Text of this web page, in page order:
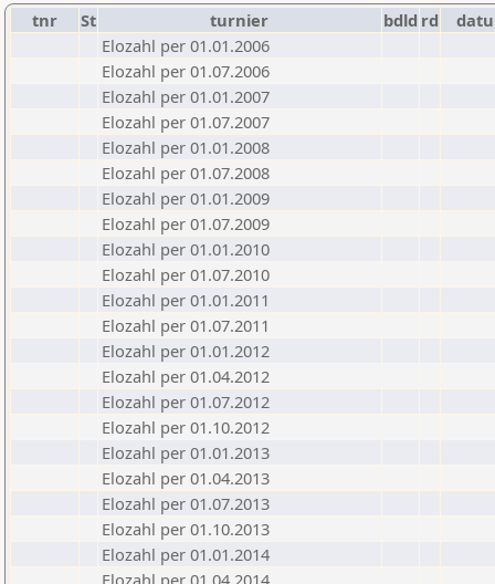
tnr St turnier bdld rd
Elozahl per 01.01.2006
Elozahl per 01.07.2006
Elozahl per 01.01.2007
Elozahl per 01.07.2007
Elozahl per 01.01.2008
Elozahl per 01.07.2008
Elozahl per 01.01.2009
Elozahl per 01.07.2009
Elozahl per 01.01.2010
Elozahl per 01.07.2010
Elozahl per 01.01.2011
Elozahl per 01.07.2011
Elozahl per 01.01.2012
Elozahl per 01.04.2012
Elozahl per 01.07.2012
Elozahl per 01.10.2012
Elozahl per 01.01.2013
Elozahl per 01.04.2013
Elozahl per 01.07.2013
Elozahl per 01.10.2013
Elozahl per 01.01.2014
Elozahl per 01.04.2014